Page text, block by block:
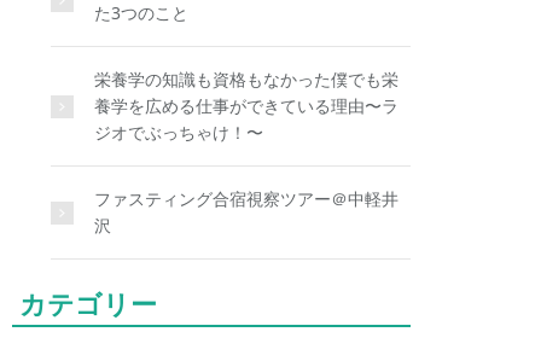
た3つのこと
栄養学の知識も資格もなかった僕でも栄
養学を広める仕事ができている理由〜ラ
ジオでぶっちゃけ！〜
ファスティング合宿視察ツアー＠中軽井
沢
カテゴリー